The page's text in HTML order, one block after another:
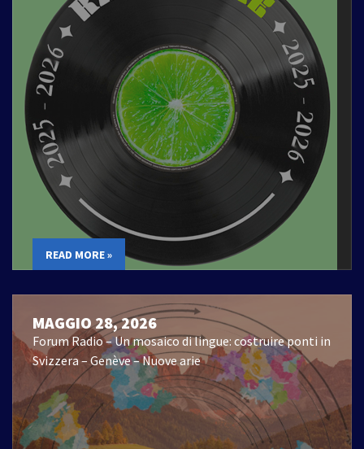
READ MORE »
MAGGIO 28, 2026
Forum Radio – Un mosaico di lingue: costruire ponti in
Svizzera – Genève – Nuove arie